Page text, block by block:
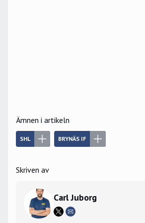
Ämnen i artikeln
SHL BRYNÄS IF
Skriven av
Carl Juborg